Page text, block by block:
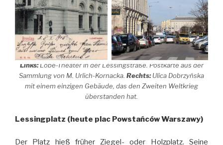
Links:Lobe-Theater in der Lessingstraße. Postkarte aus der
Sammlung von M. Urlich-Kornacka. Rechts:Ulica Dobrzyńska
mit einem einzigen Gebäude, das den Zweiten Weltkrieg
überstanden hat.
Lessingplatz (heute plac Powstańców Warszawy)
Der Platz hieß früher Ziegel- oder Holzplatz. Seine